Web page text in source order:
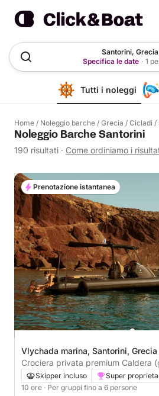
Santorini, Grecia
Specifica le date · 1
Tutti i noleggi
Home / Noleggio barche / Grecia / Cicladi /
Noleggio Barche Santorini
190 risultati · Come ordiniamo i
Vlychada marina, Santorini, Grecia
Crociera privata premium Caldera
Skipper incluso Super
10 ore · Per gruppi fino a 6 persone
Prenotazione istantanea